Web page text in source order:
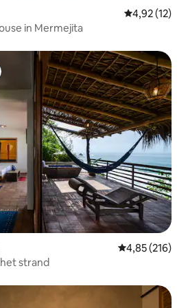
Gemiddelde
4,92 (12)
in Mermejita
Gemiddelde
4,85 (216)
het strand